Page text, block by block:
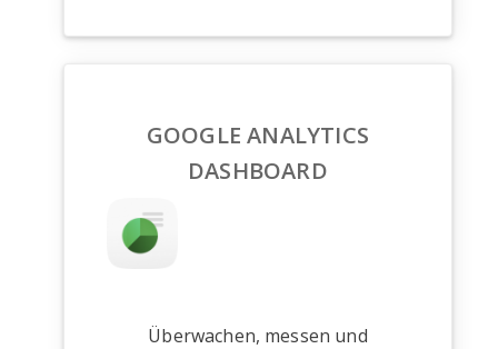
GOOGLE ANALYTICS
DASHBOARD
Überwachen, messen und